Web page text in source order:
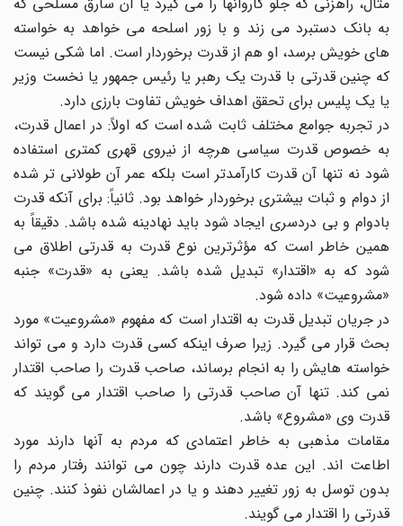
به بانک دستبرد می زند و با زور اسلحه می خواهد به خواسته
های خویش برسد، او هم از قدرت برخوردار است. اما شکی نیست
که چنین قدرتی با قدرت یک رهبر یا رئیس جمهور یا نخست وزیر
یا یک پلیس برای تحقق اهداف خویش تفاوت بارزی دارد.
در تجربه جوامع مختلف ثابت شده است که اولاً: در اعمال قدرت،
به خصوص قدرت سیاسی هرچه از نیروی قهری کمتری استفاده
شود نه تنها آن قدرت کارآمدتر است بلکه عمر آن طولانی تر شده
از دوام و ثبات بیشتری برخوردار خواهد بود. ثانیاً: برای آنکه قدرت
بادوام و بی دردسری ایجاد شود باید نهادینه شده باشد. دقیقاً به
همین خاطر است که مؤثرترین نوع قدرت به قدرتی اطلاق می
شود که به «اقتدار» تبدیل شده باشد. یعنی به «قدرت» جنبه
«مشروعیت» داده شود.
در جریان تبدیل قدرت به اقتدار است که مفهوم «مشروعیت» مورد
بحث قرار می گیرد. زیرا صرف اینکه کسی قدرت دارد و می تواند
خواسته هایش را به انجام برساند، صاحب قدرت را صاحب اقتدار
نمی کند. تنها آن صاحب قدرتی را صاحب اقتدار می گویند که
قدرت وی «مشروع» باشد.
مقامات مذهبی به خاطر اعتمادی که مردم به آنها دارند مورد
اطاعت اند. این عده قدرت دارند چون می توانند رفتار مردم را
بدون توسل به زور تغییر دهند و یا در اعمالشان نفوذ کنند. چنین
قدرتی را اقتدار می گویند.